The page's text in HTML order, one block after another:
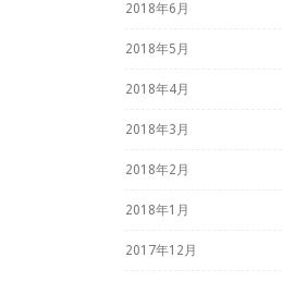
2018年6月
2018年5月
2018年4月
2018年3月
2018年2月
2018年1月
2017年12月